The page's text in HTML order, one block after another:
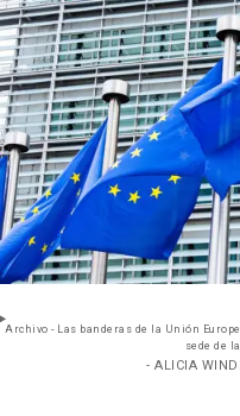
Archivo - Las banderas de la Unión
sede de
- ALICIA